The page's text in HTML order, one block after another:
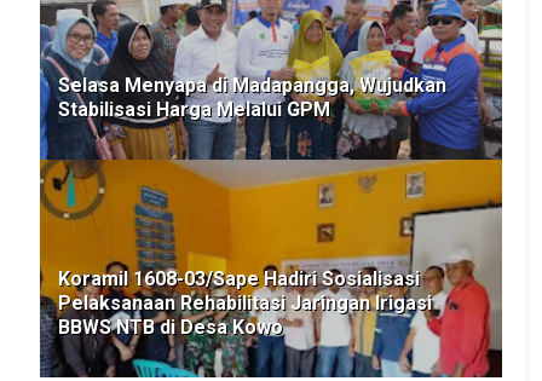
Selasa Menyapa di Madapangga, Wujudkan
Stabilisasi Harga Melalui GPM
Koramil 1608-03/Sape Hadiri Sosialisasi
Pelaksanaan Rehabilitasi Jaringan Irigasi
BBWS NTB di Desa Kowo